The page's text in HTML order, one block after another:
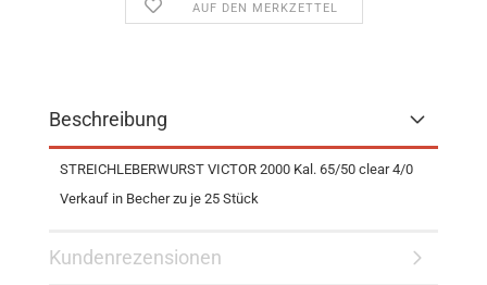
AUF DEN MERKZETTEL
Beschreibung
STREICHLEBERWURST VICTOR 2000 Kal. 65/50 clear 4/0
Verkauf in Becher zu je 25 Stück
Kundenrezensionen